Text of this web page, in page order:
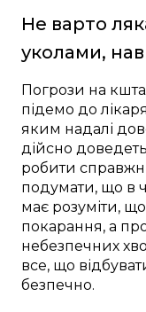
Не варто
уколами,
Погрози на
підемо до
яким надалі
дійсно
робити
подумати, що в
має розуміти,
покарання, а про
небезпечних
все, що
безпечно.